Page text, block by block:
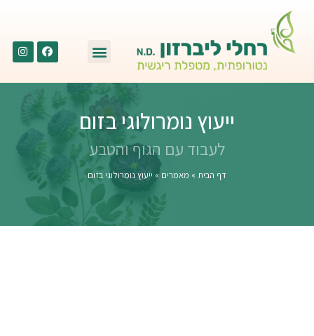
ייעוץ נומרולוגי בזום
לעבוד עם הגוף והטבע
דף הבית » מאמרים» ייעוץ נומרולוגי בזום